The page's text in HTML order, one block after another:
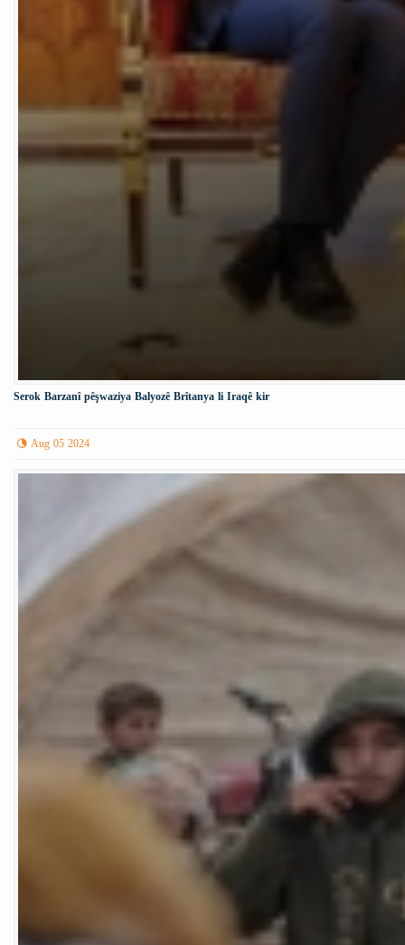
Serok Barzanî pêşwaziya Balyozê Brîtanya li Iraqê kir
Aug 05 2024